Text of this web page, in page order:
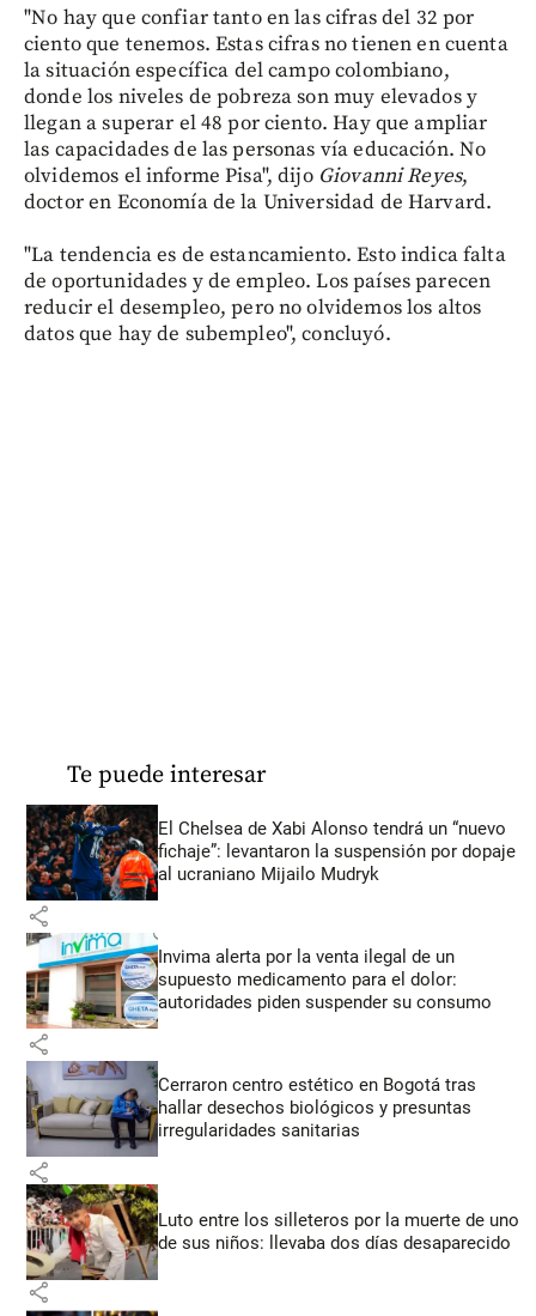
"No hay que confiar tanto en las cifras del 32 por
ciento que tenemos. Estas cifras no tienen en cuenta
la situación específica del campo colombiano,
donde los niveles de pobreza son muy elevados y
llegan a superar el 48 por ciento. Hay que ampliar
las capacidades de las personas vía educación. No
olvidemos el informe Pisa", dijo Giovanni Reyes,
doctor en Economía de la Universidad de Harvard.
"La tendencia es de estancamiento. Esto indica falta
de oportunidades y de empleo. Los países parecen
reducir el desempleo, pero no olvidemos los altos
datos que hay de subempleo", concluyó.
Te puede interesar
El Chelsea de Xabi Alonso tendrá un “nuevo
fichaje”: levantaron la suspensión por dopaje
al ucraniano Mijailo Mudryk
share
Invima alerta por la venta ilegal de un
supuesto medicamento para el dolor:
autoridades piden suspender su consumo
share
Cerraron centro estético en Bogotá tras
hallar desechos biológicos y presuntas
irregularidades sanitarias
share
Luto entre los silleteros por la muerte de uno
de sus niños: llevaba dos días desaparecido
share